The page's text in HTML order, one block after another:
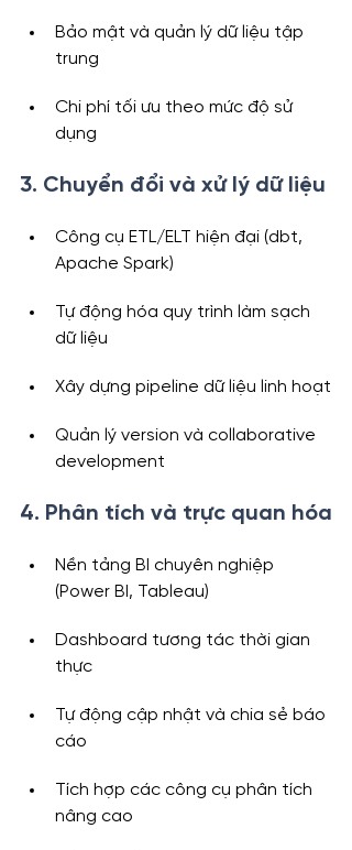
Bảo mật và quản lý dữ liệu tập
trung
Chi phí tối ưu theo mức độ sử
dụng
3. Chuyển đổi và xử lý dữ liệu
Công cụ ETL/ELT hiện đại (dbt,
Apache Spark)
Tự động hóa quy trình làm sạch
dữ liệu
Xây dựng pipeline dữ liệu linh hoạt
Quản lý version và collaborative
development
4. Phân tích và trực quan hóa
Nền tảng BI chuyên nghiệp
(Power BI, Tableau)
Dashboard tương tác thời gian
thực
Tự động cập nhật và chia sẻ báo
cáo
Tích hợp các công cụ phân tích
nâng cao